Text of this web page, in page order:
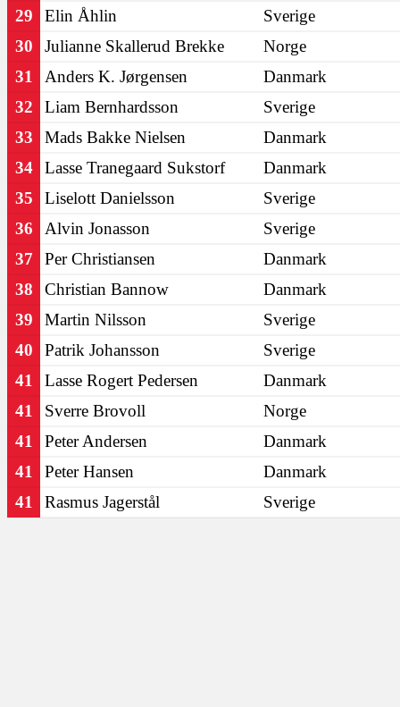
29
Elin Åhlin
Sverige
30
Julianne Skallerud Brekke
Norge
31
Anders K. Jørgensen
Danmark
32
Liam Bernhardsson
Sverige
33
Mads Bakke Nielsen
Danmark
34
Lasse Tranegaard Sukstorf
Danmark
35
Liselott Danielsson
Sverige
36
Alvin Jonasson
Sverige
37
Per Christiansen
Danmark
38
Christian Bannow
Danmark
39
Martin Nilsson
Sverige
40
Patrik Johansson
Sverige
41
Lasse Rogert Pedersen
Danmark
41
Sverre Brovoll
Norge
41
Peter Andersen
Danmark
41
Peter Hansen
Danmark
41
Rasmus Jagerstål Sverige